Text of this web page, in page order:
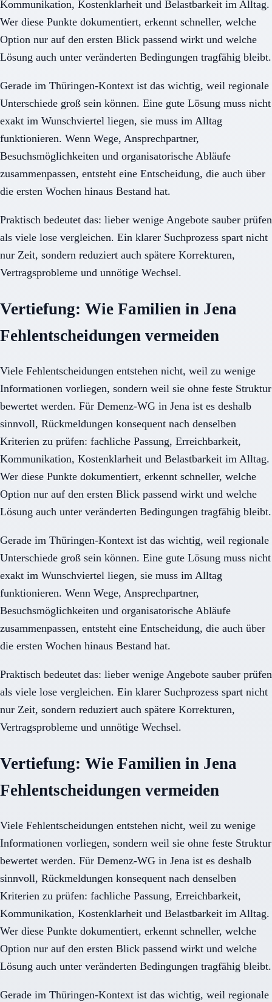
Kommunikation, Kostenklarheit und Belastbarkeit im Alltag.
Wer diese Punkte dokumentiert, erkennt schneller, welche
Option nur auf den ersten Blick passend wirkt und welche
Lösung auch unter veränderten Bedingungen tragfähig bleibt.
Gerade im Thüringen-Kontext ist das wichtig, weil regionale
Unterschiede groß sein können. Eine gute Lösung muss nicht
exakt im Wunschviertel liegen, sie muss im Alltag
funktionieren. Wenn Wege, Ansprechpartner,
Besuchsmöglichkeiten und organisatorische Abläufe
zusammenpassen, entsteht eine Entscheidung, die auch über
die ersten Wochen hinaus Bestand hat.
Praktisch bedeutet das: lieber wenige Angebote sauber prüfen
als viele lose vergleichen. Ein klarer Suchprozess spart nicht
nur Zeit, sondern reduziert auch spätere Korrekturen,
Vertragsprobleme und unnötige Wechsel.
Vertiefung: Wie Familien in Jena
Fehlentscheidungen vermeiden
Viele Fehlentscheidungen entstehen nicht, weil zu wenige
Informationen vorliegen, sondern weil sie ohne feste Struktur
bewertet werden. Für Demenz-WG in Jena ist es deshalb
sinnvoll, Rückmeldungen konsequent nach denselben
Kriterien zu prüfen: fachliche Passung, Erreichbarkeit,
Kommunikation, Kostenklarheit und Belastbarkeit im Alltag.
Wer diese Punkte dokumentiert, erkennt schneller, welche
Option nur auf den ersten Blick passend wirkt und welche
Lösung auch unter veränderten Bedingungen tragfähig bleibt.
Gerade im Thüringen-Kontext ist das wichtig, weil regionale
Unterschiede groß sein können. Eine gute Lösung muss nicht
exakt im Wunschviertel liegen, sie muss im Alltag
funktionieren. Wenn Wege, Ansprechpartner,
Besuchsmöglichkeiten und organisatorische Abläufe
zusammenpassen, entsteht eine Entscheidung, die auch über
die ersten Wochen hinaus Bestand hat.
Praktisch bedeutet das: lieber wenige Angebote sauber prüfen
als viele lose vergleichen. Ein klarer Suchprozess spart nicht
nur Zeit, sondern reduziert auch spätere Korrekturen,
Vertragsprobleme und unnötige Wechsel.
Vertiefung: Wie Familien in Jena
Fehlentscheidungen vermeiden
Viele Fehlentscheidungen entstehen nicht, weil zu wenige
Informationen vorliegen, sondern weil sie ohne feste Struktur
bewertet werden. Für Demenz-WG in Jena ist es deshalb
sinnvoll, Rückmeldungen konsequent nach denselben
Kriterien zu prüfen: fachliche Passung, Erreichbarkeit,
Kommunikation, Kostenklarheit und Belastbarkeit im Alltag.
Wer diese Punkte dokumentiert, erkennt schneller, welche
Option nur auf den ersten Blick passend wirkt und welche
Lösung auch unter veränderten Bedingungen tragfähig bleibt.
Gerade im Thüringen-Kontext ist das wichtig, weil regionale